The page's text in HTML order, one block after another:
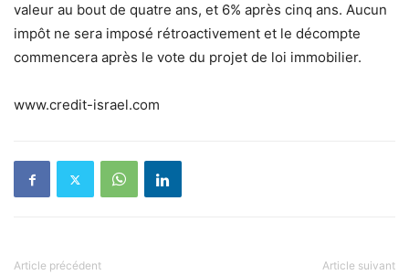
valeur au bout de quatre ans, et 6% après cinq ans. Aucun
impôt ne sera imposé rétroactivement et le décompte
commencera après le vote du projet de loi immobilier.
www.credit-israel.com
Article précédent Article suivant